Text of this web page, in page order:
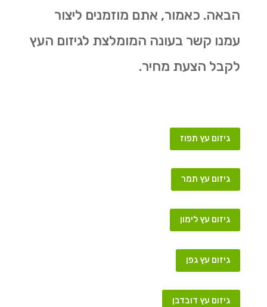
הבאה. כאמור, אתם מוזמנים ליצור
עמנו קשר בעונה המומלצת לגיזום העץ
לקבל הצעת מחיר.
גיזום עץ תפוז
גיזום עץ תמר
גיזום עץ לימון
גיזום עץ גפן
גיזום עץ דובדבן